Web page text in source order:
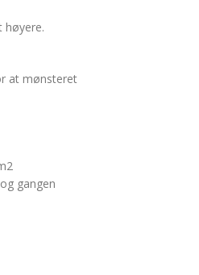
høyere.
at mønsteret
gangen